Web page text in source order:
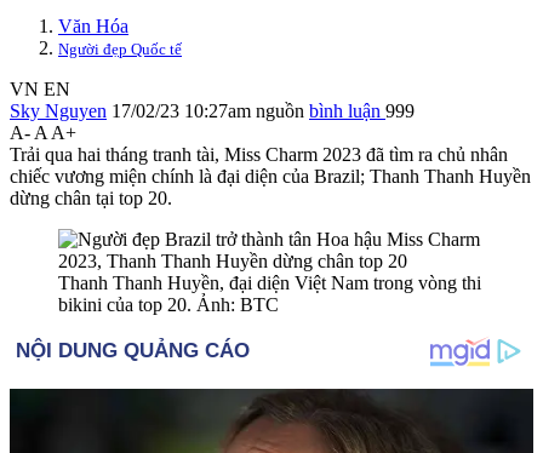
Văn Hóa
Người đẹp Quốc tế
VN EN
Sky Nguyen 17/02/23 10:27am nguồn bình luận 999
A- A A+
Trải qua hai tháng tranh tài, Miss Charm 2023 đã tìm ra chủ nhân
chiếc vương miện chính là đại diện của Brazil; Thanh Thanh Huyền
dừng chân tại top 20.
Thanh Thanh Huyền, đại diện Việt Nam trong vòng thi
bikini của top 20. Ảnh: BTC